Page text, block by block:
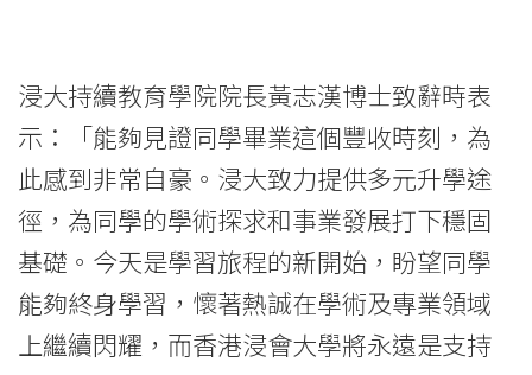
頒
發
副
學
士
證
浸大持續教育學院院長黃志漢博士致辭時表
示：「能夠見證同學畢業這個豐收時刻，為
此感到非常自豪。浸大致力提供多元升學途
徑，為同學的學術探求和事業發展打下穩固
基礎。今天是學習旅程的新開始，盼望同學
能夠終身學習，懷著熱誠在學術及專業領域
上繼續閃耀，而香港浸會大學將永遠是支持